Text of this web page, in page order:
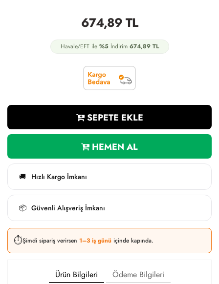
674,89TL
Havale/EFT ile %5İndirim 674,89TL
SEPETE EKLE
HEMEN AL
🚚 Hızlı Kargo İmkanı
📦 Güvenli Alışveriş İmkanı
⏱️Şimdi sipariş verirsen 1–3 iş günü içinde kapında.
Ürün Bilgileri
Ödeme Bilgileri